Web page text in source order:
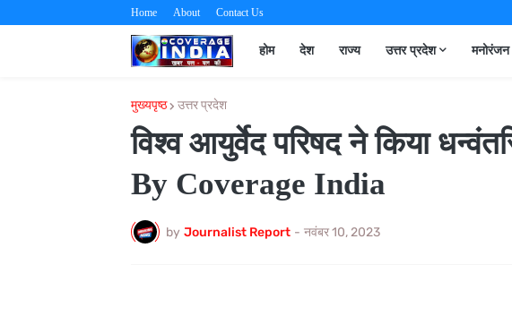
Home About Contact Us
होम देश राज्य उत्तर प्रदेश मनोरंजन
मुख्यपृष्ठ उत्तर प्रदेश
विश्व आयुर्वेद परिषद ने किया
By Coverage India
by Journalist Report - नवंबर 10, 2023